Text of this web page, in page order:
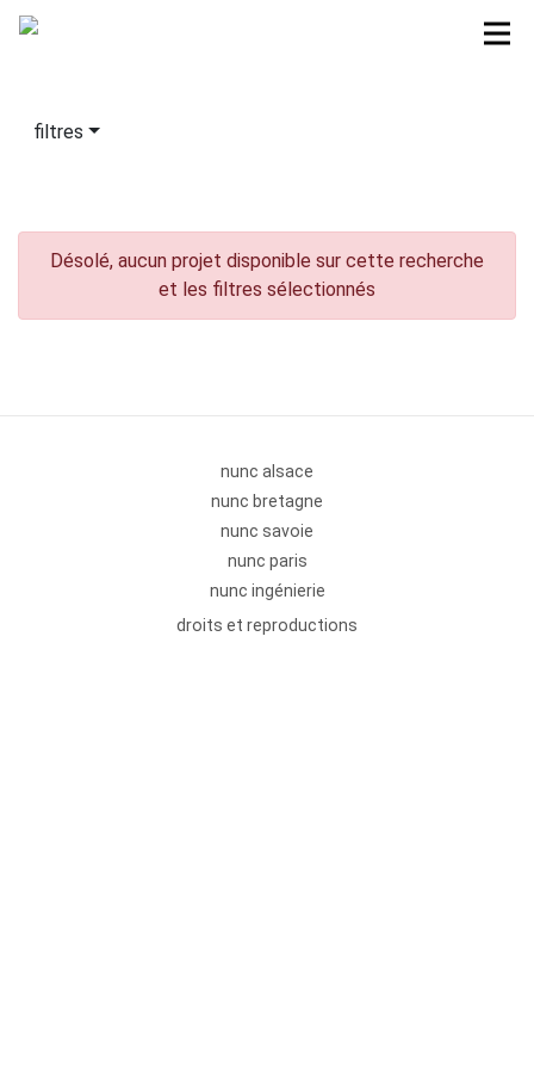
filtres
Désolé, aucun projet disponible sur cette recherche
et les filtres sélectionnés
nunc alsace
nunc bretagne
nunc savoie
nunc paris
nunc ingénierie
droits et reproductions